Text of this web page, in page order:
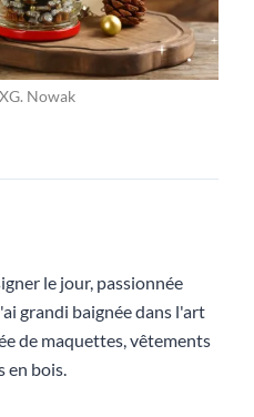
Nowak
le jour, passionnée
grandi baignée dans l'art
de maquettes, vêtements
en bois.